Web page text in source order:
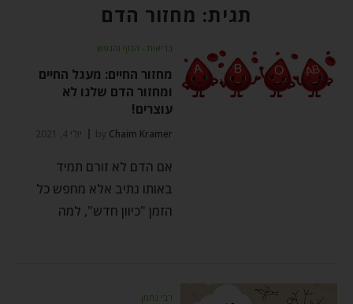
תגית: מחזור הדם
בריאות - הגוף והנפש
מחזור החיים: מעגל החיים
ומחזור הדם שלנו לא
עוצרים!
by Chaim Kramer יולי 4, 2021
אם הדם לא זורם תמיד
באותו נתיב אלא מחפש כל
הזמן "כיוון חדש", למה
רבי נחמן